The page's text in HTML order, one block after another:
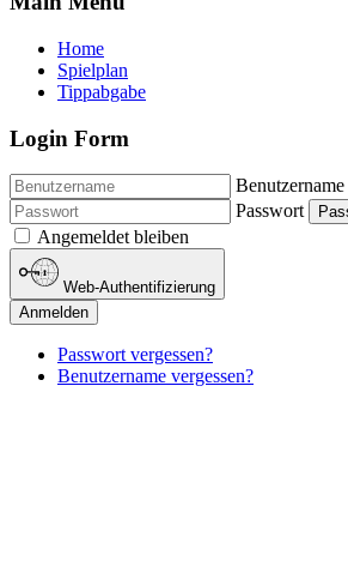
Home
Spielplan
Tippabgabe
Login Form
Benutzername
Passwort
Angemeldet bleiben
Web-Authentifizierung
Anmelden
Passwort vergessen?
Benutzername vergessen?